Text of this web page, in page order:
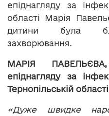
епіднагляду за
області Марія
дитини була
захворювання.
МАРІЯ ПАВЕЛЬЄВА,
епіднагляду за
Тернопільській
«Дуже швидке